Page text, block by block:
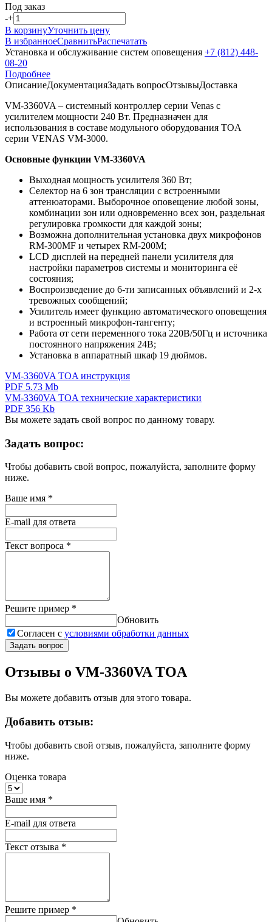
Под заказ
-+
В корзинуУточнить цену
В избранноеСравнитьРаспечатать
Установка и обслуживание систем оповещения +7 (812) 448-
08-20
Подробнее
ОписаниеДокументацияЗадать вопросОтзывыДоставка
VM-3360VA – системный контроллер серии Venas c
усилителем мощности 240 Вт. Предназначен для
использования в составе модульного оборудования TOA
серии VENAS VM-3000.
Основные функции VM-3360VA
Выходная мощность усилителя 360 Вт;
Селектор на 6 зон трансляции с встроенными
аттенюаторами. Выборочное оповещение любой зоны,
комбинации зон или одновременно всех зон, раздельная
регулировка громкости для каждой зоны;
Возможна дополнительная установка двух микрофонов
RM-300MF и четырех RM-200M;
LCD дисплей на передней панели усилителя для
настройки параметров системы и мониторинга её
состояния;
Воспроизведение до 6-ти записанных объявлений и 2-х
тревожных сообщений;
Усилитель имеет функцию автоматического оповещения
и встроенный микрофон-тангенту;
Работа от сети переменного тока 220В/50Гц и источника
постоянного напряжения 24В;
Установка в аппаратный шкаф 19 дюймов.
VM-3360VA TOA инструкция
PDF 5.73 Mb
VM-3360VA TOA технические характеристики
PDF 356 Kb
Вы можете задать свой вопрос по данному товару.
Задать вопрос:
Чтобы добавить свой вопрос, пожалуйста, заполните форму
ниже.
Ваше имя *
E-mail для ответа
Текст вопроса *
Решите пример *
Обновить
Согласен с условиями обработки данных
Задать вопрос
Отзывы о VM-3360VA TOA
Вы можете добавить отзыв для этого товара.
Добавить отзыв:
Чтобы добавить свой отзыв, пожалуйста, заполните форму
ниже.
Оценка товара
Ваше имя *
E-mail для ответа
Текст отзыва *
Решите пример *